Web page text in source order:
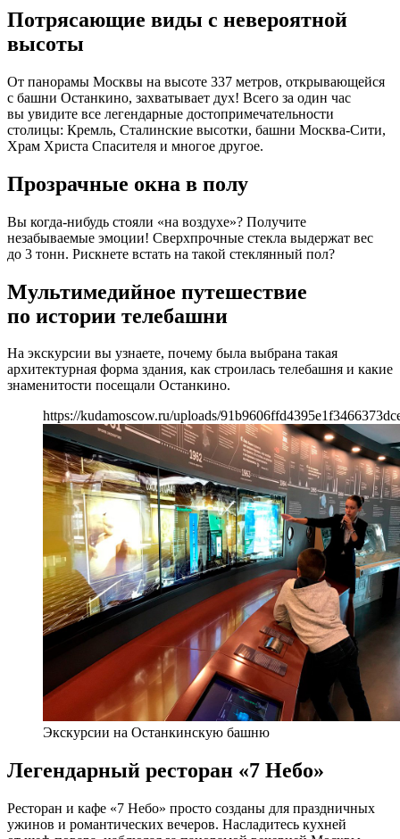
Потрясающие виды с невероятной
высоты
От панорамы Москвы на высоте 337 метров, открывающейся
с башни Останкино, захватывает дух! Всего за один час
вы увидите все легендарные достопримечательности
столицы: Кремль, Сталинские высотки, башни Москва-Сити,
Храм Христа Спасителя и многое другое.
Прозрачные окна в полу
Вы когда-нибудь стояли «на воздухе»? Получите
незабываемые эмоции! Сверхпрочные стекла выдержат вес
до 3 тонн. Рискнете встать на такой стеклянный пол?
Мультимедийное путешествие
по истории телебашни
На экскурсии вы узнаете, почему была выбрана такая
архитектурная форма здания, как строилась телебашня и какие
знаменитости посещали Останкино.
https://kudamoscow.ru/uploads/
Экскурсии на Останкинскую башню
Легендарный ресторан «7 Небо»
Ресторан и кафе «7 Небо» просто созданы для праздничных
ужинов и романтических вечеров. Насладитесь кухней